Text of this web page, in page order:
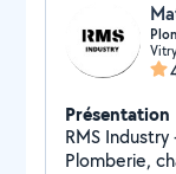
Présentation
RMS
Plomberie,